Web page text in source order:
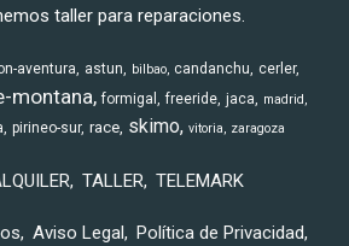
taller para reparaciones.
aventura astun bilbao candanchu cerler
montana formigal freeride jaca
madrid
pirineo-sur race skimo vitoria zaragoza
TALLER TELEMARK
Aviso Legal Política de Privacidad